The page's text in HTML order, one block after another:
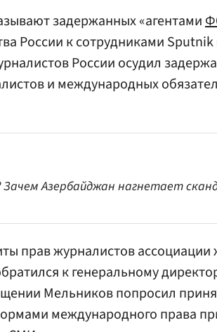
задержанных «агентами
России к сотрудниками
России осудил
и международных
Зачем Азербайджан нагнетает
прав журналистов ассоциации
к генеральному
Мельников попросил
международного права